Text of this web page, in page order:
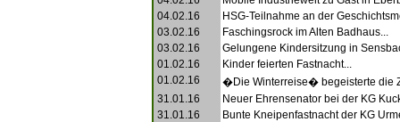
04.02.16
HSG-Teilnahme an der
03.02.16
Faschingsrock im Alten Badhaus...
03.02.16
Gelungene Kindersitzung in
01.02.16
Kinder feierten Fastnacht...
01.02.16
�Die Winterreise� begeisterte die
31.01.16
Neuer Ehrensenator bei der KG
31.01.16
Bunte Kneipenfastnacht der KG